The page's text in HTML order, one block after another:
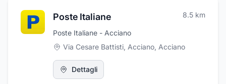
Poste Italiane 8.5 km
Poste Italiane - Acciano
Via Cesare Battisti, Acciano, Acciano
Dettagli